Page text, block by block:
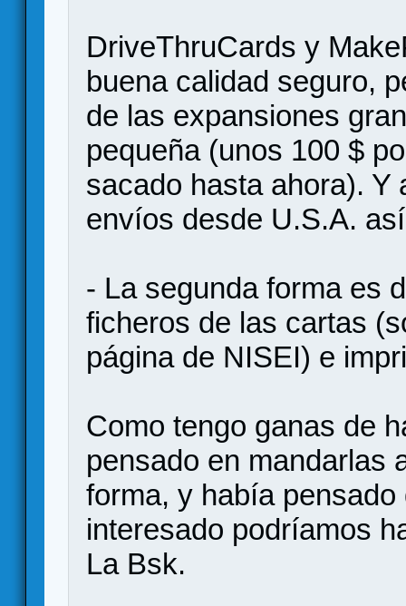
DriveThruCards y
buena calidad seguro,
de las expansiones
pequeña (unos 100 $
sacado hasta ahora). Y
envíos desde U.S.A.
- La segunda forma es
ficheros de las cartas
página de NISEI) e
Como tengo ganas de
pensado en mandarlas
forma, y había
interesado podríamos
La Bsk.